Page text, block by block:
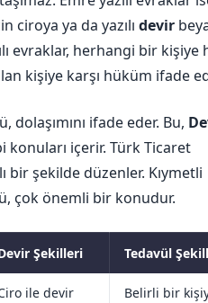
ciroya ya da yazılı devir
evraklar, herhangi bir kişiye
kişiye karşı hüküm ifade
dolaşımını ifade eder. Bu,
içerir. Türk Ticaret
bir şekilde düzenler. Kıymetli
çok önemli bir konudur.
Şekilleri Tedavül
ile devir
Belirli bir